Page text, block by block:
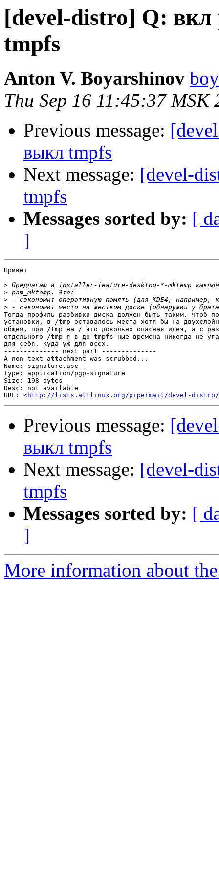
[devel-distro] Q:
tmpfs
Anton V. Boyarshinov
Thu Sep 16 11:45:37 MSK
Previous message:
выкл tmpfs
Next message: [devel-
tmpfs
Messages sorted by: [
]
Привет
>
>
>
>
Тогда профиль разбивки диска должен быть таким, чтоб
установки, в /tmp оставалось места хотя бы на
общем, при /tmp на / это довольно опасная идея, а с
отдельного /tmp я в до-tmpfs-ные времена никогда не
для себя, куда уж для всех.
-------------- next part --------------
A non-text attachment was scrubbed...
Name: signature.asc
Type: application/pgp-signature
Size: 198 bytes
Desc: not available
URL: <http://lists.altlinux.org/pipermail/devel-distro/
Previous message:
выкл tmpfs
Next message: [devel-
tmpfs
Messages sorted by: [
]
More information about